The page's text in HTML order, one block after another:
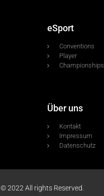
eSport
Conventions
Player
Championships
Über uns
Kontakt
Impressum
Datenschutz
© 2022 All rights Reserved.